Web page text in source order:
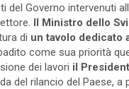
del Governo intervenuti
Il Ministro dello
di un tavolo dedicato
come sua priorità
dei lavori il
del rilancio del Paese, a